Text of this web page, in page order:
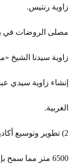
زاوية رنتيس.
مصلى الروضات في
زاوية سيدنا الشيخ
إنشاء زاوية سيدي
الغربية.
2) تطوير وتوسيع
6500 متر مما